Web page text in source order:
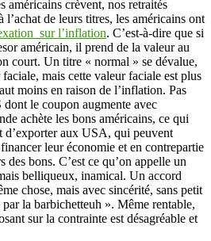
américains crèvent, nos retraités
de leurs titres, les américains ont
sur l’inflation. C’est-à-dire que si
américain, il prend de la valeur au
court. Un titre « normal » se dévalue,
mais cette valeur faciale est plus
moins en raison de l’inflation. Pas
le coupon augmente avec
achète les bons américains, ce qui
d’exporter aux USA, qui peuvent
leur économie et en contrepartie
des bons. C’est ce qu’on appelle un
belliqueux, inamical. Un accord
chose, mais avec sincérité, sans petit
la barbichetteuh ». Même rentable,
sur la contrainte est désagréable et